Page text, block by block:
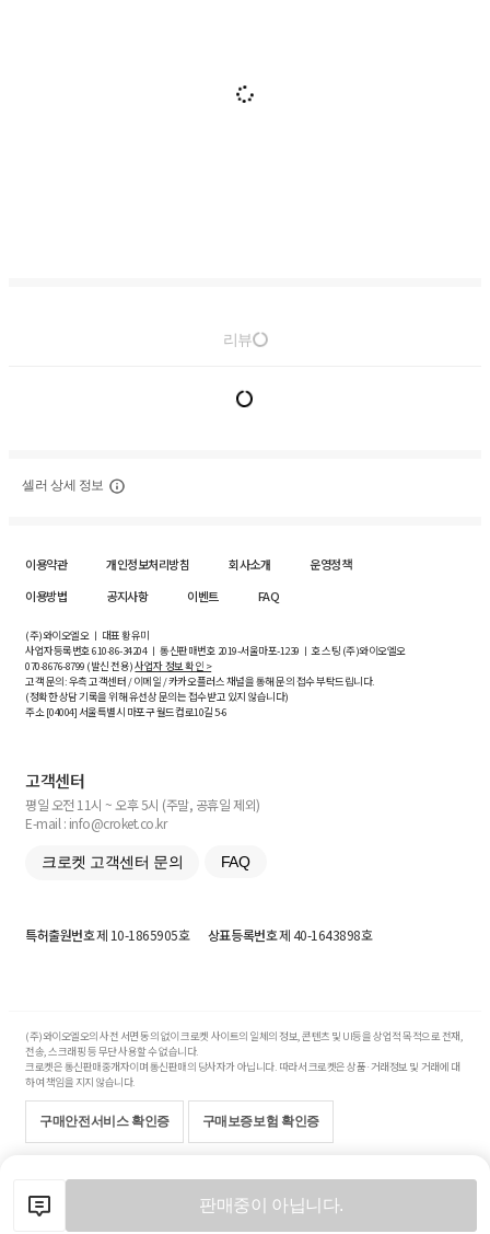
판매중이 아닙니다.
리뷰
셀러 상세 정보
이용약관 개인정보처리방침 회사소개
운영정책
이용방법
공지사항 이벤트 FAQ
(주)와이오엘오 ㅣ 대표 황유미
사업자등록번호610-86-34204ㅣ 통신판매번호 2019-서울마포-1239 ㅣ 호스팅 (주)와이오엘오
070-8676-8799 (발신 전용)사업자 정보 확인 >
고객 문의: 우측 고객센터 / 이메일 / 카카오플러스 채널을 통해 문의 접수 부탁드립니다.
(정확한 상담 기록을 위해 유선상 문의는 접수받고 있지 않습니다)
주소 [04004] 서울특별시 마포구 월드컵로10길5-6
고객센터
평일 오전 11시 ~ 오후 5시 (주말, 공휴일 제외)
E-mail : info@croket.co.kr
크로켓 고객센터 문의 FAQ
특허출원번호제 10-1865905호 상표등록번호제 40-1643898호
(주)와이오엘오의 사전 서면 동의 없이 크로켓 사이트의 일체의 정보, 콘텐츠 및 UI등을 상업적 목적으로 전재,
전송, 스크래핑 등 무단 사용할 수 없습니다.
크로켓은 통신판매중개자이며 통신판매의 당사자가 아닙니다. 따라서 크로켓은 상품·거래정보 및 거래에 대
하여 책임을 지지 않습니다.
구매안전서비스 확인증 구매보증보험 확인증